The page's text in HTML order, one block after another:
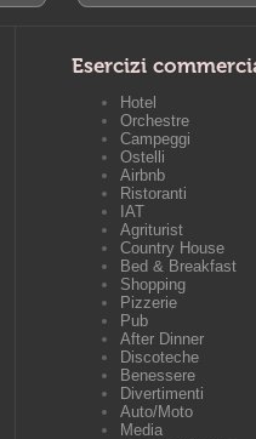
Esercizi
Hotel
Orchestre
Campeggi
Ostelli
Airbnb
Ristoranti
IAT
Agriturist
Country House
Bed & Breakfast
Shopping
Pizzerie
Pub
After Dinner
Discoteche
Benessere
Divertimenti
Auto/Moto
Media